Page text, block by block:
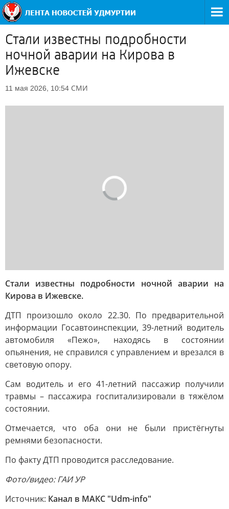
Стали известны подробности
ночной аварии на Кирова в
Ижевске
11 мая 2026, 10:54 СМИ
Стали известны подробности ночной аварии на
Кирова в Ижевске.
ДТП произошло около 22.30. По предварительной
информации Госавтоинспекции, 39-летний водитель
автомобиля «Пежо», находясь в состоянии
опьянения, не справился с управлением и врезался в
световую опору.
Сам водитель и его 41-летний пассажир получили
травмы – пассажира госпитализировали в тяжёлом
состоянии.
Отмечается, что оба они не были пристёгнуты
ремнями безопасности.
По факту ДТП проводится расследование.
Фото/видео: ГАИ УР
Источник: Канал в МАКС "Udm-info"